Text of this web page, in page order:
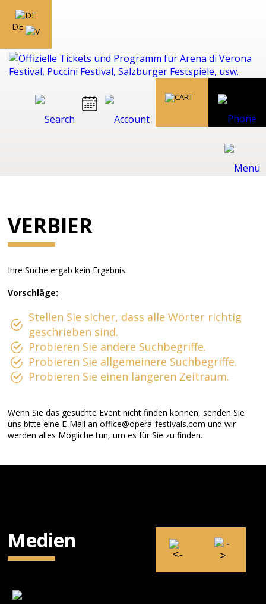
DE
VERBIER
Ihre Suche ergab kein Ergebnis.
Vorschläge:
Stellen Sie sicher, dass alle Wörter richtig
geschrieben sind.
Probieren Sie andere Suchbegriffe.
Probieren Sie allgemeinere Suchbegriffe.
Probieren Sie einen längeren Zeitraum.
Wenn Sie das gesuchte Event nicht finden können, senden Sie
uns bitte eine E-Mail anoffice@opera-festivals.com und wir
werden alles Mögliche tun, um es für Sie zu finden.
Medien